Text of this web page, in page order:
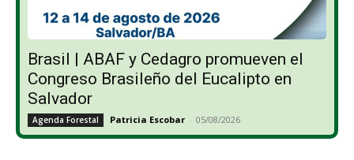
Brasil | ABAF y Cedagro promueven el
Congreso Brasileño del Eucalipto en
Salvador
Agenda Forestal Patricia Escobar - 05/08/2026